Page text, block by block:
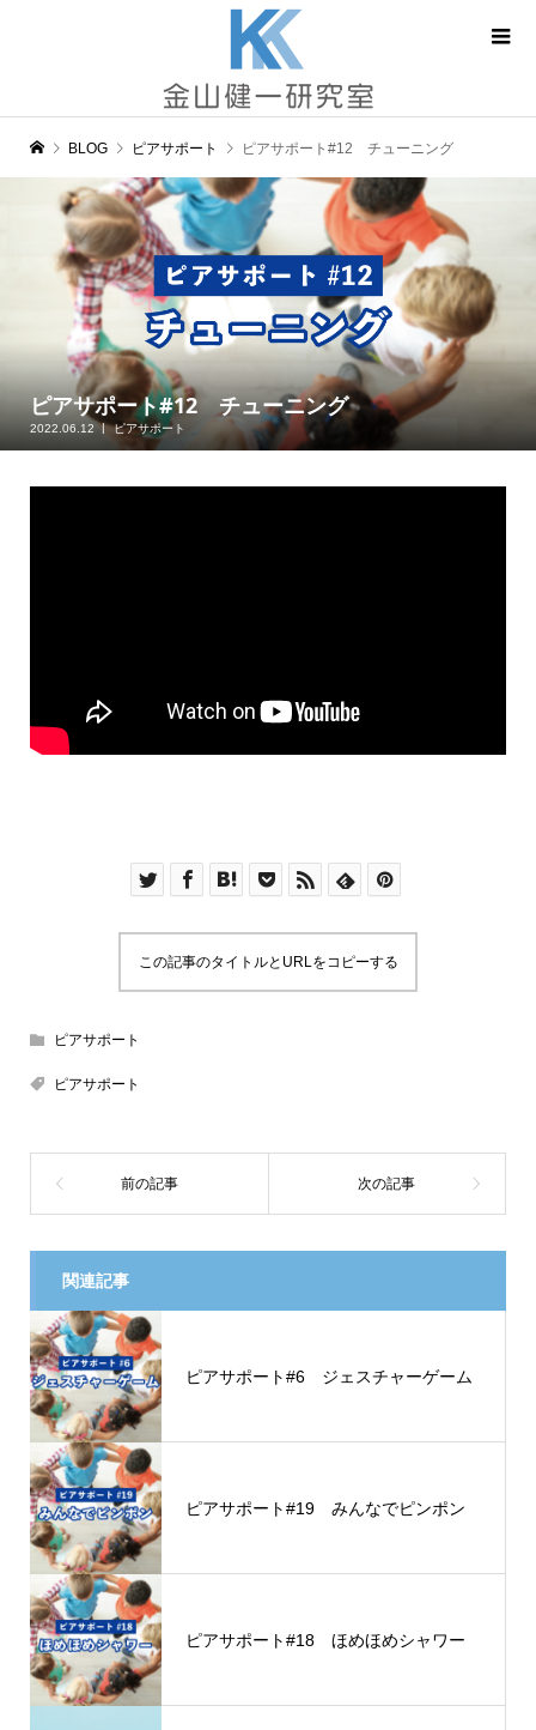
BLOG ピアサポート ピアサポート#12 チューニング
ピアサポート#12 チューニング
2022.06.12 ピアサポート
この記事のタイトルとURLをコピーする
ピアサポート
ピアサポート
関連記事
ピアサポート#6 ジェスチャーゲーム
ピアサポート#19 みんなでピンポン
ピアサポート#18 ほめほめシャワー